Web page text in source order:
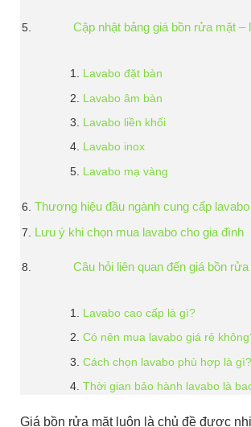
Cập nhật bảng giá bồn rửa mặt –
Lavabo đặt bàn
Lavabo âm bàn
Lavabo liền khối
Lavabo inox
Lavabo mạ vàng
Thương hiệu đầu ngành cung cấp
Lưu ý khi chọn mua lavabo cho gia đình
Câu hỏi liên quan đến giá bồn
Lavabo cao cấp là gì?
Có nên mua lavabo giá rẻ
Cách chọn lavabo phù hợp là
Thời gian bảo hành lavabo là
Giá bồn rửa mặt luôn là chủ đề được